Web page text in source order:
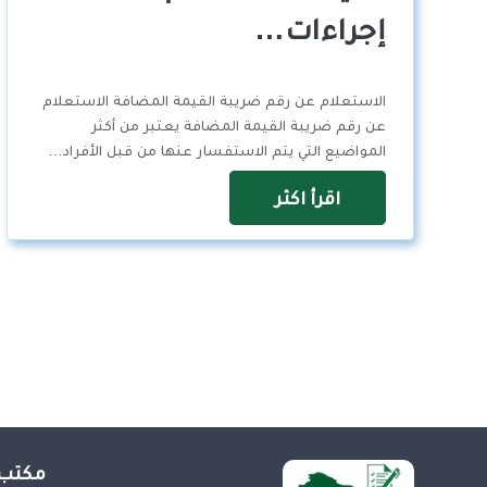
إجراءات…
الاستعلام عن رقم ضريبة القيمة المضافة الاستعلام
عن رقم ضريبة القيمة المضافة يعتبر من أكثر
المواضيع التي يتم الاستفسار عنها من قبل الأفراد…
اقرأ اكثر